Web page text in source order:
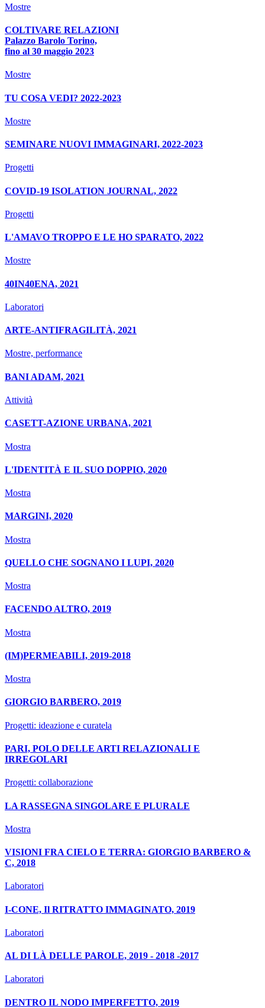
Mostre
COLTIVARE RELAZIONI
Palazzo Barolo Torino,
fino al 30 maggio 2023
Mostre
TU COSA VEDI? 2022-2023
Mostre
SEMINARE NUOVI IMMAGINARI, 2022-2023
Progetti
COVID-19 ISOLATION JOURNAL, 2022
Progetti
L'AMAVO TROPPO E LE HO SPARATO, 2022
Mostre
40IN40ENA, 2021
Laboratori
ARTE-ANTIFRAGILITÀ, 2021
Mostre, performance
BANI ADAM, 2021
Attività
CASETT-AZIONE URBANA, 2021
Mostra
L'IDENTITÀ E IL SUO DOPPIO, 2020
Mostra
MARGINI, 2020
Mostra
QUELLO CHE SOGNANO I LUPI, 2020
Mostra
FACENDO ALTRO, 2019
Mostra
(IM)PERMEABILI, 2019-2018
Mostra
GIORGIO BARBERO, 2019
Progetti: ideazione e curatela
PARI, POLO DELLE ARTI RELAZIONALI E
IRREGOLARI
Progetti: collaborazione
LA RASSEGNA SINGOLARE E PLURALE
Mostra
VISIONI FRA CIELO E TERRA: GIORGIO BARBERO &
C, 2018
Laboratori
I-CONE, Il RITRATTO IMMAGINATO, 2019
Laboratori
AL DI LÀ DELLE PAROLE, 2019 - 2018 -2017
Laboratori
DENTRO IL NODO IMPERFETTO, 2019